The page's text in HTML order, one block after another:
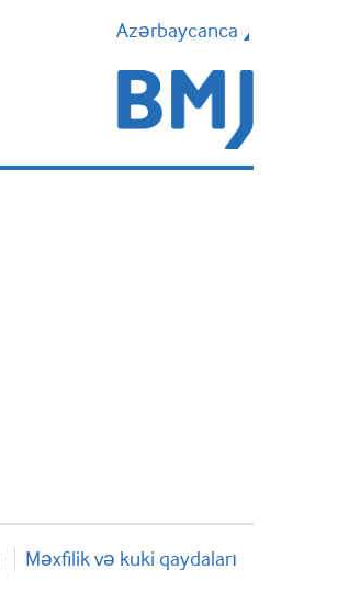
Azərbaycanca
Məxfilik və kuki qaydaları